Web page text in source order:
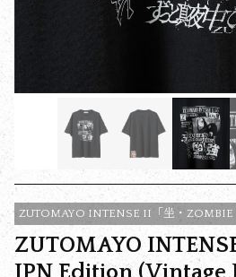
ZUTOMAYO INTENSE II「坐・ZOMBIE
ZUTOMAYO